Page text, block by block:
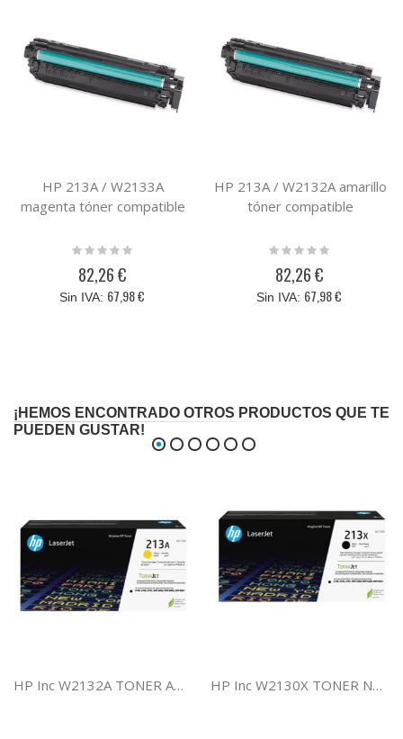
HP 213A / W2133A
magenta tóner compatible
Rating:
82,26 €
67,98 €
HP 213A / W2132A amarillo
tóner compatible
Rating:
82,26 €
67,98 €
¡HEMOS ENCONTRADO OTROS PRODUCTOS QUE TE
PUEDEN GUSTAR!
HP Inc W2132A TONER AMARILLO HP 213A HP Inc W2130X TONER NEGRO HP 213X